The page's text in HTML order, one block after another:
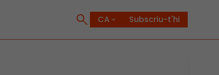
Subscriu-t'hi